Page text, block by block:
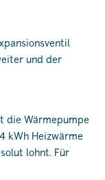
und der
die Wärmepumpe
kWh Heizwärme
lohnt. Für